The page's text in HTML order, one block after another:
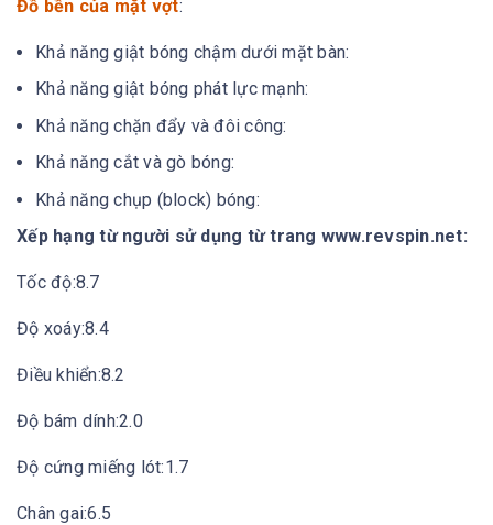
Đồ bền của mặt vợt:
Khả năng giật bóng chậm dưới mặt bàn:
Khả năng giật bóng phát lực mạnh:
Khả năng chặn đẩy và đôi công:
Khả năng cắt và gò bóng:
Khả năng chụp (block) bóng:
Xếp hạng từ người sử dụng từ trang www.revspin.net:
Tốc độ:8.7
Độ xoáy:8.4
Điều khiển:8.2
Độ bám dính:2.0
Độ cứng miếng lót:1.7
Chân gai:6.5